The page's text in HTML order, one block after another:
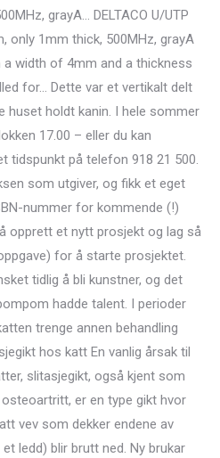
grayA… DELTACO U/UTP
only 1mm thick, 500MHz, grayA
width of 4mm and a thickness
for… Dette var et vertikalt delt
huset holdt kanin. I hele sommer
17.00 – eller du kan
tidspunkt på telefon 918 21 500.
som utgiver, og fikk et eget
nummer for kommende (!)
opprett et nytt prosjekt og lag så
for å starte prosjektet.
tidlig å bli kunstner, og det
hadde talent. I perioder
trenge annen behandling
hos katt En vanlig årsak til
slitasjegikt, også kjent som
er en type gikt hvor
vev som dekker endene av
ledd) blir brutt ned. Ny brukar